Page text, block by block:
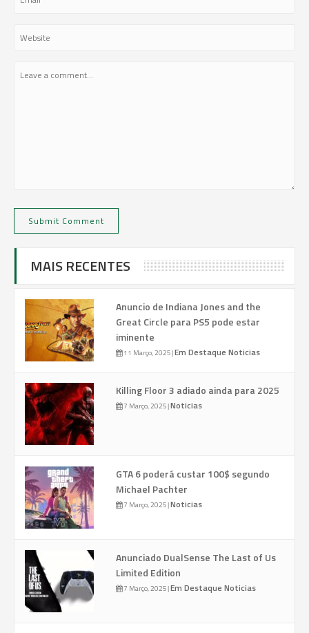
MAIS RECENTES
Anuncio de Indiana Jones and the
Great Circle para PS5 pode estar
iminente
11 Março, 2025|Em Destaque Noticias
Killing Floor 3 adiado ainda para 2025
7 Março, 2025|Noticias
GTA 6 poderá custar 100$ segundo
Michael Pachter
7 Março, 2025|Noticias
Anunciado DualSense The Last of Us
Limited Edition
7 Março, 2025|Em Destaque Noticias